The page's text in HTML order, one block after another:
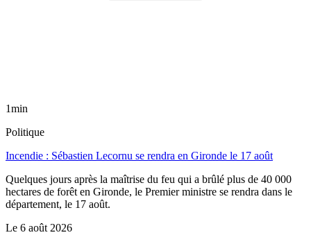
1min
Politique
Incendie : Sébastien Lecornu se rendra en Gironde le 17 août
Quelques jours après la maîtrise du feu qui a brûlé plus de 40 000
hectares de forêt en Gironde, le Premier ministre se rendra dans le
département, le 17 août.
Le 6 août 2026